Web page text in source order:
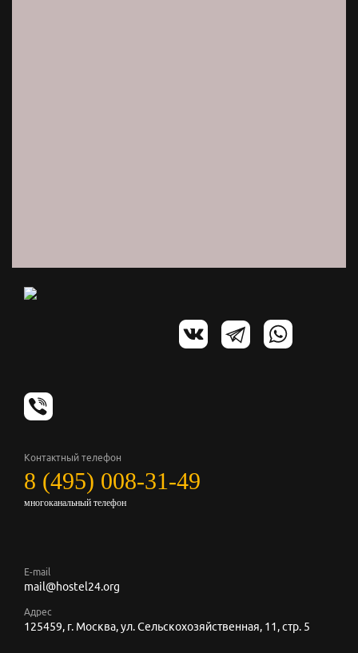
Контактный телефон
8 (495) 008-31-49
многоканальный телефон
E-mail
mail@hostel24.org
Адрес
125459, г. Москва, ул. Сельскохозяйственная, 11, стр. 5